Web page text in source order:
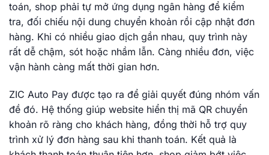
toán, shop phải tự mở ứng dụng ngân hàng để kiểm
tra, đối chiếu nội dung chuyển khoản rồi cập nhật đơn
hàng. Khi có nhiều giao dịch gần nhau, quy trình này
rất dễ chậm, sót hoặc nhầm lẫn. Càng nhiều đơn, việc
vận hành càng mất thời gian hơn.
ZIC Auto Pay được tạo ra để giải quyết đúng nhóm vấn
đề đó. Hệ thống giúp website hiển thị mã QR chuyển
khoản rõ ràng cho khách hàng, đồng thời hỗ trợ quy
trình xử lý đơn hàng sau khi thanh toán. Kết quả là